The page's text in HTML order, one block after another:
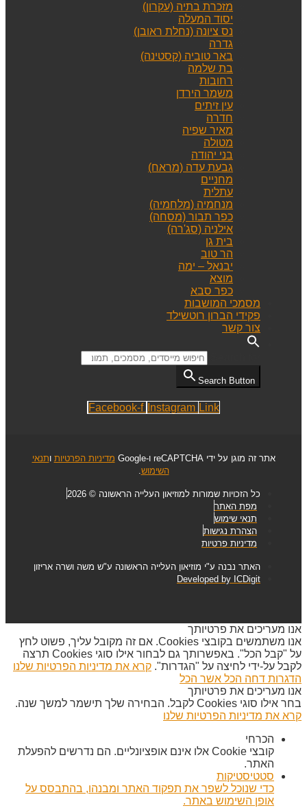
מזכרת בתיה (עקרון)
יסוד המעלה
נס ציונה (נחלת ראובן)
גדרה
באר טוביה (קסטינה)
בת שלמה
רחובות
משמר הירדן
עין זיתים
חדרה
מאיר שפיה
מטולה
בני יהודה
גבעת עדה (מראח)
מחניים
עתלית
מנחמיה (מלחמיה)
כפר תבור (מסחה)
אילניה (סג'רה)
בית גן
הר טוב
יבנאל – ימה
מוצא
כפר סבא
מסמכי המושבות
פקידי הברון רוטשילד
צור קשר
Search Button
Facebook-f Instagram Link
אתר זה מוגן על ידי reCAPTCHA ו-Google מדיניות הפרטיות ותנאי
השימוש.
כל הזכויות שמורות למוזיאון העלייה הראשונה © 2026
מפת האתר
תנאי שימוש
הצהרת נגישות
מדיניות פרטיות
האתר נבנה ע"י מוזיאון העלייה הראשונה ע"ש משה ושרה אריזון
Developed by ICDigit
אנו מעריכים את פרטיותך
אנו משתמשים בקובצי Cookies. אם זה מקובל עליך, פשוט לחץ
על "קבל הכל". באפשרותך גם לבחור אילו סוגי Cookies תרצה
לקבל על-ידי לחיצה על "הגדרות". קרא את מדיניות הפרטיות שלנו
הדגרות דחה הכל אשר הכל
אנו מעריכים את פרטיותך
בחר אילו סוגי Cookies לקבל. הבחירה שלך תישמר למשך שנה.
קרא את מדיניות הפרטיות שלנו
הכרחי
קובצי Cookie אלו אינם אופציונליים. הם נדרשים להפעלת
האתר.
סטטיסטיקות
כדי שנוכל לשפר את תפקוד האתר ומבנהו, בהתבסס על
אופן השימוש באתר.